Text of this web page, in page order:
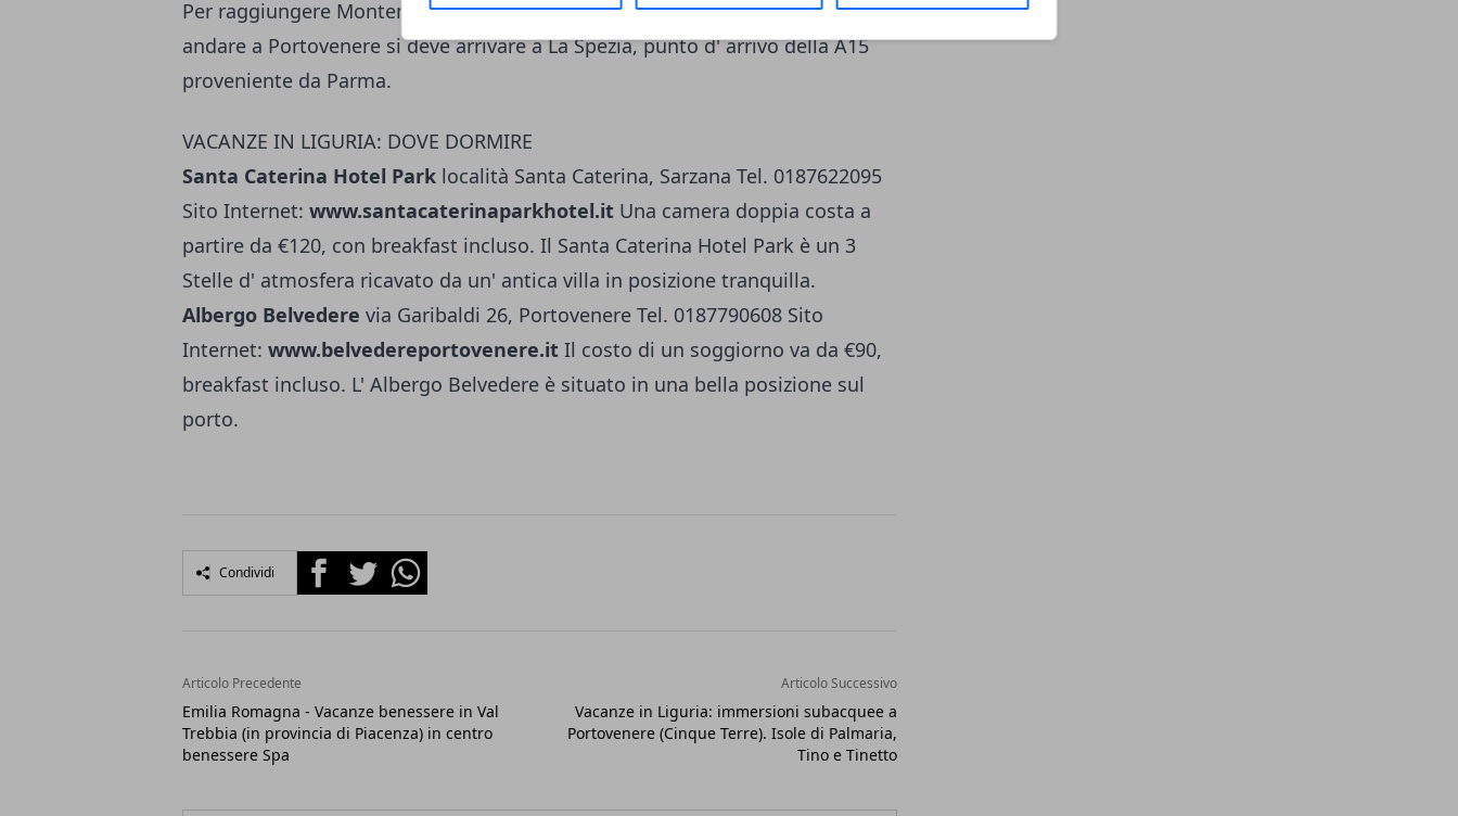
Per raggiungere Montemarcello si esce al casello di Sarzana sulla A22. Per
andare a Portovenere si deve arrivare a La Spezia, punto d' arrivo della A15
proveniente da Parma.
VACANZE IN LIGURIA: DOVE DORMIRE
Santa Caterina Hotel Park località Santa Caterina, Sarzana Tel. 0187622095
Sito Internet: www.santacaterinaparkhotel.it Una camera doppia costa a
partire da €120, con breakfast incluso. Il Santa Caterina Hotel Park è un 3
Stelle d' atmosfera ricavato da un' antica villa in posizione tranquilla.
Albergo Belvedere via Garibaldi 26, Portovenere Tel. 0187790608 Sito
Internet: www.belvedereportovenere.it Il costo di un soggiorno va da €90,
breakfast incluso. L' Albergo Belvedere è situato in una bella posizione sul
porto.
Condividi FacebookTwitterWhatsapp
Articolo Precedente
Emilia Romagna - Vacanze benessere in Val
Trebbia (in provincia di Piacenza) in centro
benessere Spa
Articolo Successivo
Vacanze in Liguria: immersioni subacquee a
Portovenere (Cinque Terre). Isole di Palmaria,
Tino e Tinetto